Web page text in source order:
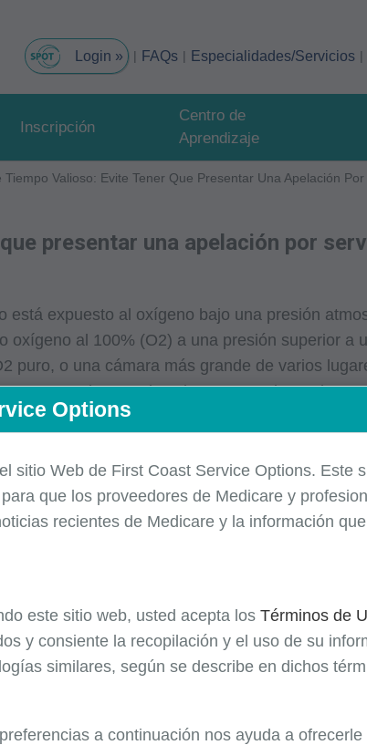
FAQs Especialidades/Servicios
Inscripción
Centro de
Aprendizaje
Tiempo Valioso: Evite Tener Que Presentar Una Apelación
presentar una apelación por
está expuesto al oxígeno bajo una presión
oxígeno al 100% (O2) a una presión superior a
puro, o una cámara más grande de varios
una capucha para la cabeza o un tubo
se limita a lo que se administra en una
electrónico (IOM) de CMS, Publicación 100-03,
(20.29).
de reclamaciones por servicios de HBO y
archivos médicos que no pudo respaldar la
de la siguiente documentación:
Options
sitio Web de First Coast Service Options. Este
para que los proveedores de Medicare y
recientes de Medicare y la información
este sitio web, usted acepta los Términos de
y consiente la recopilación y el uso de su
similares, según se describe en dichos
a continuación nos ayuda a